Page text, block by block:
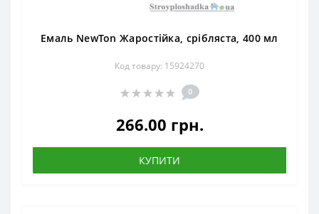
Емаль NewTon Жаростійка, срібляста, 400 мл
Код товару: 15924270
0
266.00 грн.
КУПИТИ